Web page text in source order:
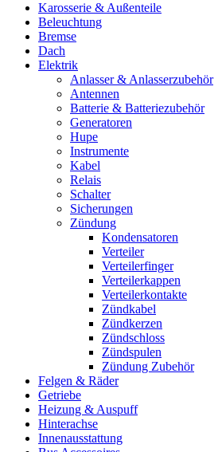
Karosserie & Außenteile
Beleuchtung
Bremse
Dach
Elektrik
Anlasser & Anlasserzubehör
Antennen
Batterie & Batteriezubehör
Generatoren
Hupe
Instrumente
Kabel
Relais
Schalter
Sicherungen
Zündung
Kondensatoren
Verteiler
Verteilerfinger
Verteilerkappen
Verteilerkontakte
Zündkabel
Zündkerzen
Zündschloss
Zündspulen
Zündung Zubehör
Felgen & Räder
Getriebe
Heizung & Auspuff
Hinterachse
Innenausstattung